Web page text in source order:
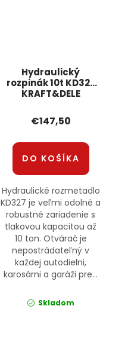
Hydraulický
rozpinák 10t KD327
KRAFT&DELE
€147,50
DO KOŠÍKA
Hydraulické rozmetadlo
KD327 je veľmi odolné a
robustné zariadenie s
tlakovou kapacitou až
10 ton. Otvárač je
nepostrádateľný v
každej autodielni,
karosárni a garáži pre...
Skladom